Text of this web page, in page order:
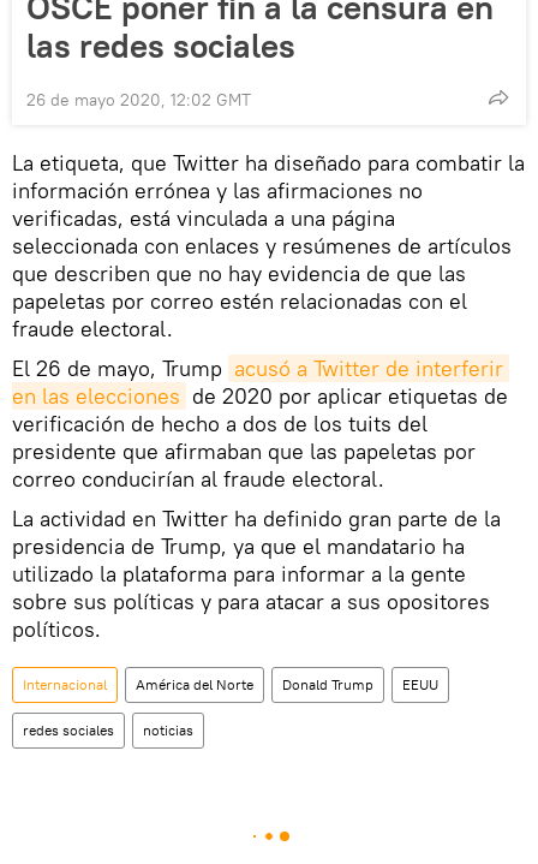
las redes sociales
26 de mayo 2020, 12:02 GMT
La etiqueta, que Twitter ha diseñado para combatir la
información errónea y las afirmaciones no
verificadas, está vinculada a una página
seleccionada con enlaces y resúmenes de artículos
que describen que no hay evidencia de que las
papeletas por correo estén relacionadas con el
fraude electoral.
El 26 de mayo, Trump acusó a Twitter de interferir
en las elecciones de 2020 por aplicar etiquetas de
verificación de hecho a dos de los tuits del
presidente que afirmaban que las papeletas por
correo conducirían al fraude electoral.
La actividad en Twitter ha definido gran parte de la
presidencia de Trump, ya que el mandatario ha
utilizado la plataforma para informar a la gente
sobre sus políticas y para atacar a sus opositores
políticos.
Internacional América del Norte Donald Trump EEUU
redes sociales noticias